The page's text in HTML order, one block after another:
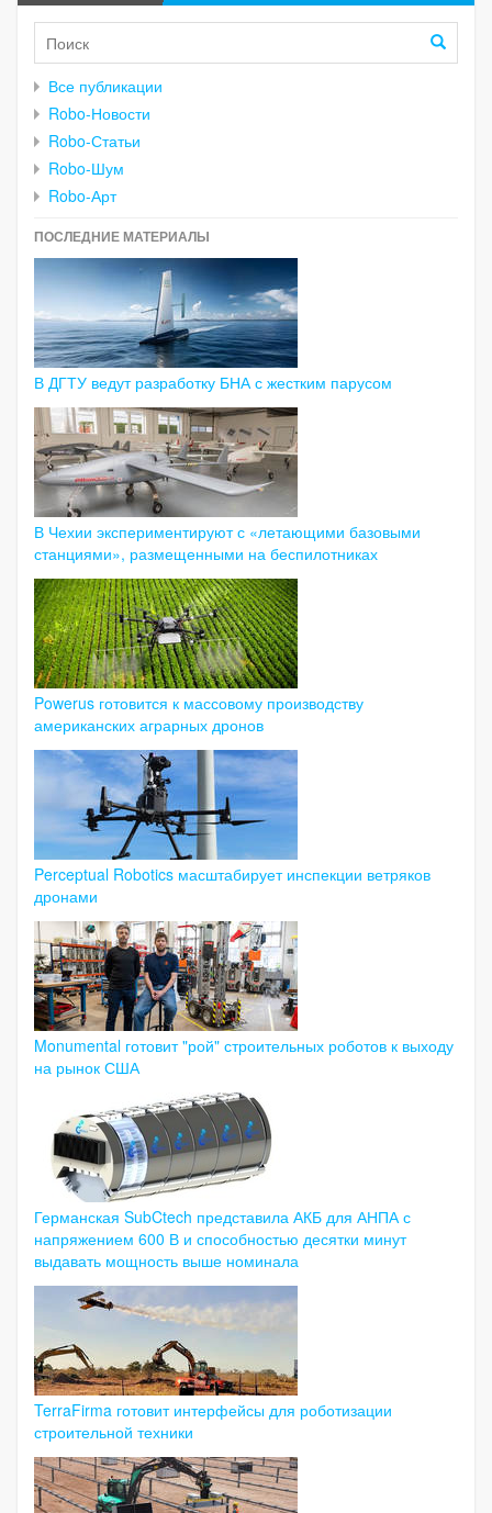
Все публикации
Robo-Новости
Robo-Статьи
Robo-Шум
Robo-Арт
ПОСЛЕДНИЕ МАТЕРИАЛЫ
В ДГТУ ведут разработку БНА с жестким парусом
В Чехии экспериментируют с «летающими базовыми
станциями», размещенными на беспилотниках
Powerus готовится к массовому производству
американских аграрных дронов
Perceptual Robotics масштабирует инспекции ветряков
дронами
Monumental готовит "рой" строительных роботов к выходу
на рынок США
Германская SubCtech представила АКБ для АНПА с
напряжением 600 В и способностью десятки минут
выдавать мощность выше номинала
TerraFirma готовит интерфейсы для роботизации
строительной техники